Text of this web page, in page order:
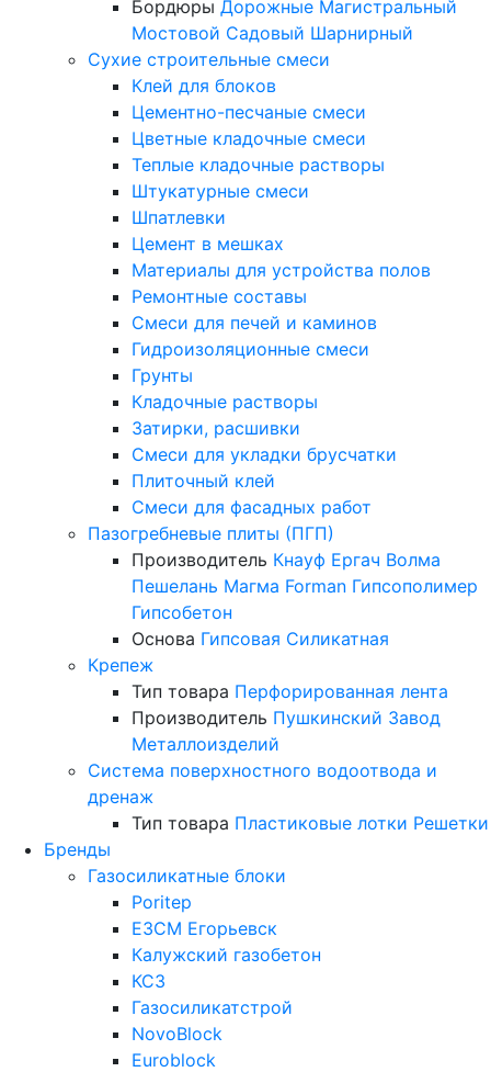
Бордюры Дорожные Магистральный
Мостовой Садовый Шарнирный
Сухие строительные смеси
Клей для блоков
Цементно-песчаные смеси
Цветные кладочные смеси
Теплые кладочные растворы
Штукатурные смеси
Шпатлевки
Цемент в мешках
Материалы для устройства полов
Ремонтные составы
Смеси для печей и каминов
Гидроизоляционные смеси
Грунты
Кладочные растворы
Затирки, расшивки
Смеси для укладки брусчатки
Плиточный клей
Смеси для фасадных работ
Пазогребневые плиты (ПГП)
Производитель Кнауф Ергач Волма
Пешелань Магма Forman Гипсополимер
Гипсобетон
Основа Гипсовая Силикатная
Крепеж
Тип товара Перфорированная лента
Производитель Пушкинский Завод
Металлоизделий
Система поверхностного водоотвода и
дренаж
Тип товара Пластиковые лотки Решетки
Бренды
Газосиликатные блоки
Poritep
ЕЗСМ Егорьевск
Калужский газобетон
КСЗ
Газосиликатстрой
NovoBlock
Euroblock